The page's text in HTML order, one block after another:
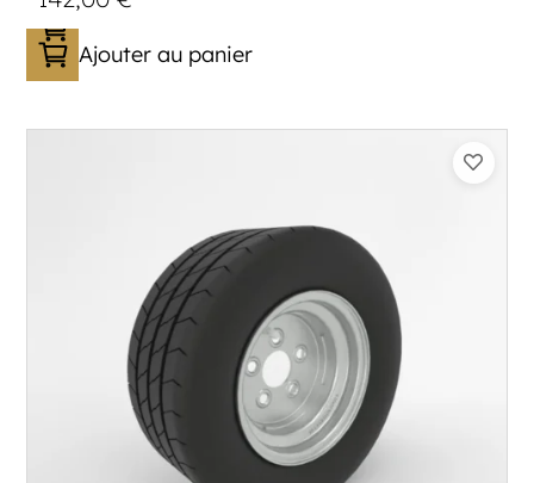
Ajouter au panier